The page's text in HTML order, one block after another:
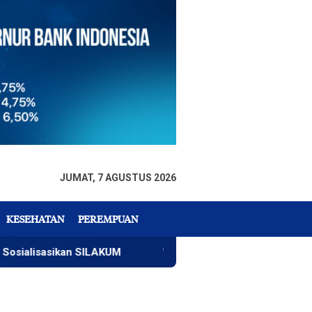
JUMAT, 7 AGUSTUS 2026
KESEHATAN PEREMPUAN
SILAKUM Warga Temukan Mayat Mengapung di